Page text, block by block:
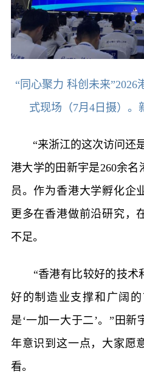
“同心聚力 科创未来
式现场（7月4日摄）。
“来浙江的这次访问还是
港大学的田新宇是260余
员。作为香港大学孵化企
更多在香港做前沿研究，
不足。
“香港有比较好的技术
好的制造业支撑和广阔
是‘一加一大于二’。”田
年意识到这一点，大家愿
看。